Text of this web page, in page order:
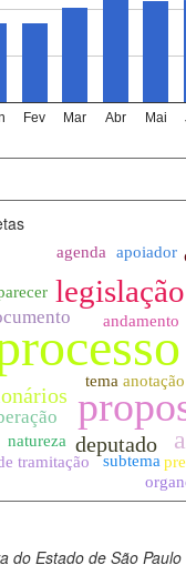
Fev Mar Abr Mai
do Estado de São Paulo